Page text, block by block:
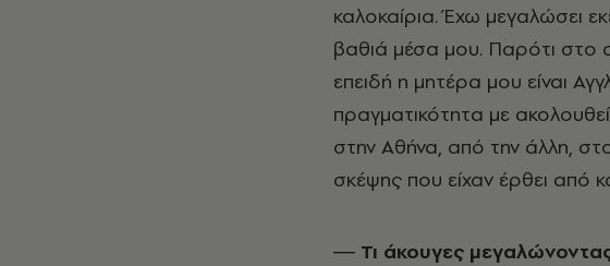
καλοκαίρια. Έχω μεγαλώσει
βαθιά μέσα μου. Παρότι στο
επειδή η μητέρα μου είναι
πραγματικότητα με
στην Αθήνα, από την άλλη,
σκέψης που είχαν έρθει από
― Τι άκουγες